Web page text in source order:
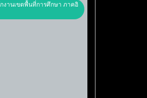
งานเขตพื้นที่การศึกษา ภาคอิ